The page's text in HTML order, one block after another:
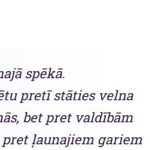
spēkā.
pretī stāties velna
bet pret valdībām
ļaunajiem gariem